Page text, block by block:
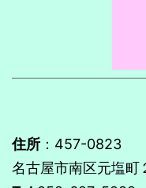
住所 ：457-0823
名古屋市南区元塩町